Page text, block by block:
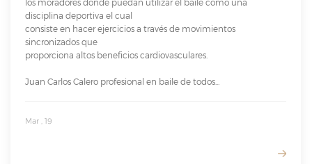
disciplina deportiva el cual
consiste en hacer ejercicios a través de movimientos
sincronizados que
proporciona altos beneficios cardiovasculares.
Juan Carlos Calero profesional en baile de todos...
Mar , 19